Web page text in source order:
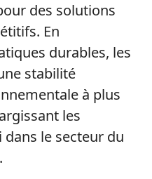
des solutions
En
durables, les
stabilité
à plus
les
le secteur du